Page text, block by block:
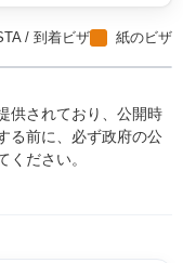
/ 到着ビザ 紙のビザ
供されており、公開時
る前に、必ず政府の公
ださい。